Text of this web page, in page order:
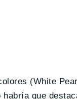
(White
que